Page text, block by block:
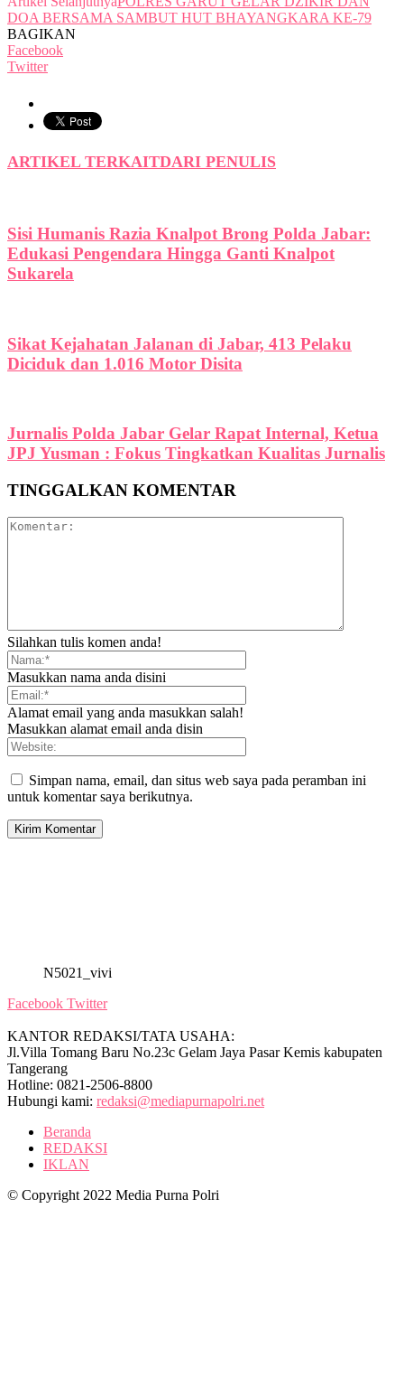
DOA BERSAMA SAMBUT HUT BHAYANGKARA KE-79
BAGIKAN
Facebook
Twitter
ARTIKEL TERKAITDARI PENULIS
Sisi Humanis Razia Knalpot Brong Polda Jabar:
Edukasi Pengendara Hingga Ganti Knalpot
Sukarela
Sikat Kejahatan Jalanan di Jabar, 413 Pelaku
Diciduk dan 1.016 Motor Disita
Jurnalis Polda Jabar Gelar Rapat Internal, Ketua
JPJ Yusman : Fokus Tingkatkan Kualitas Jurnalis
TINGGALKAN KOMENTAR
Silahkan tulis komen anda!
Masukkan nama anda disini
Alamat email yang anda masukkan salah!
Masukkan alamat email anda disin
Simpan nama, email, dan situs web saya pada peramban ini
untuk komentar saya berikutnya.
N5021_vivi
Facebook Twitter
KANTOR REDAKSI/TATA USAHA:
Jl.Villa Tomang Baru No.23c Gelam Jaya Pasar Kemis kabupaten
Tangerang
Hotline: 0821-2506-8800
Hubungi kami: redaksi@mediapurnapolri.net
Beranda
REDAKSI
IKLAN
© Copyright 2022 Media Purna Polri